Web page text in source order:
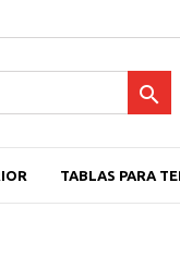

TABLAS PARA